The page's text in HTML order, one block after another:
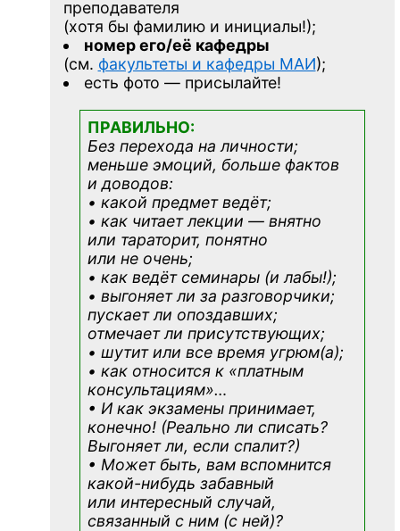
преподавателя
(хотя бы фамилию и инициалы!);
номер его/её кафедры
(см. факультеты и кафедры МАИ);
есть фото — присылайте!
ПРАВИЛЬНО:
Без перехода на личности;
меньше эмоций, больше фактов
и доводов:
• какой предмет ведёт;
• как читает лекции — внятно
или тараторит, понятно
или не очень;
• как ведёт семинары (и лабы!);
• выгоняет ли за разговорчики;
пускает ли опоздавших;
отмечает ли присутствующих;
• шутит или все время угрюм(а);
• как относится к «платным
консультациям»…
• И как экзамены принимает,
конечно! (Реально ли списать?
Выгоняет ли, если спалит?)
• Может быть, вам вспомнится
какой-нибудь забавный
или интересный случай,
связанный с ним (с ней)?